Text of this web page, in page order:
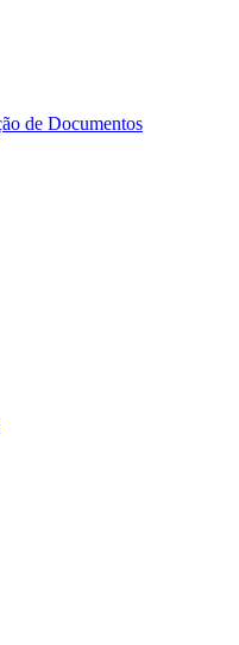
de Documentos